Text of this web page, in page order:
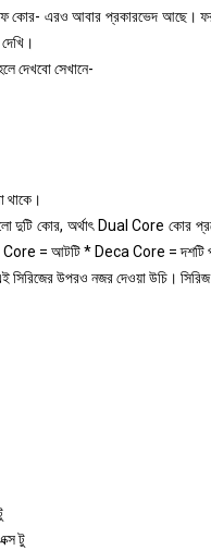
এরও আবার প্রকারভেদ আছে। ফর
দেখবো সেখানে-
থাকে।
কোর, অর্থাৎ Dual Core কোর
= আটটি * Deca Core = দশটি
সিরিজের উপরও নজর দেওয়া উচি।
টু